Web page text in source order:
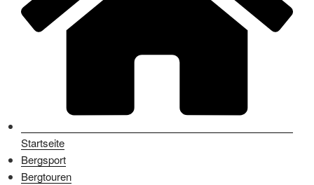
Startseite
Bergsport
Bergtouren